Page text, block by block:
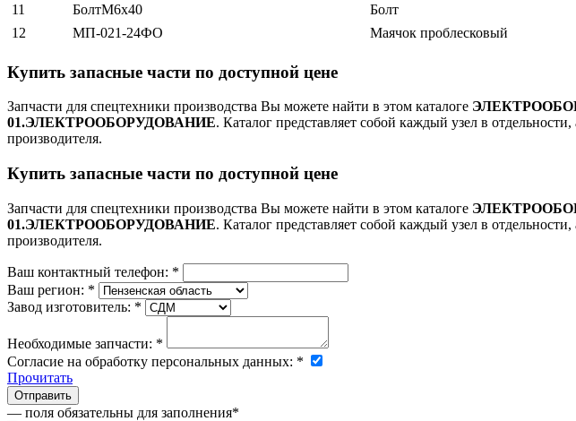
11
БолтМ6х40
Болт
12
МП-021-24ФО Маячок проблесковый
Купить запасные части по доступной цене
Запчасти для спецтехники производства Вы можете найти в этом каталоге
01.ЭЛЕКТРООБОРУДОВАНИЕ. Каталог представляет собой каждый узел в
производителя.
Купить запасные части по доступной цене
Запчасти для спецтехники производства Вы можете найти в этом каталоге
01.ЭЛЕКТРООБОРУДОВАНИЕ. Каталог представляет собой каждый узел в
производителя.
Ваш контактный телефон: *
Ваш регион: *
Завод изготовитель: *
Необходимые запчасти: *
Согласие на обработку персональных данных: *
Прочитать
— поля обязательны для заполнения*